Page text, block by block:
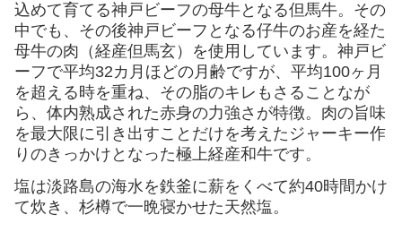
込めて育てる神戸ビーフの母牛となる但馬牛。その
中でも、その後神戸ビーフとなる仔牛のお産を経た
母牛の肉（経産但馬玄）を使用しています。神戸ビ
ーフで平均32カ月ほどの月齢ですが、平均100ヶ月
を超える時を重ね、その脂のキレもさることなが
ら、体内熟成された赤身の力強さが特徴。肉の旨味
を最大限に引き出すことだけを考えたジャーキー作
りのきっかけとなった極上経産和牛です。
塩は淡路島の海水を鉄釜に薪をくべて約40時間かけ
て炊き、杉樽で一晩寝かせた天然塩。